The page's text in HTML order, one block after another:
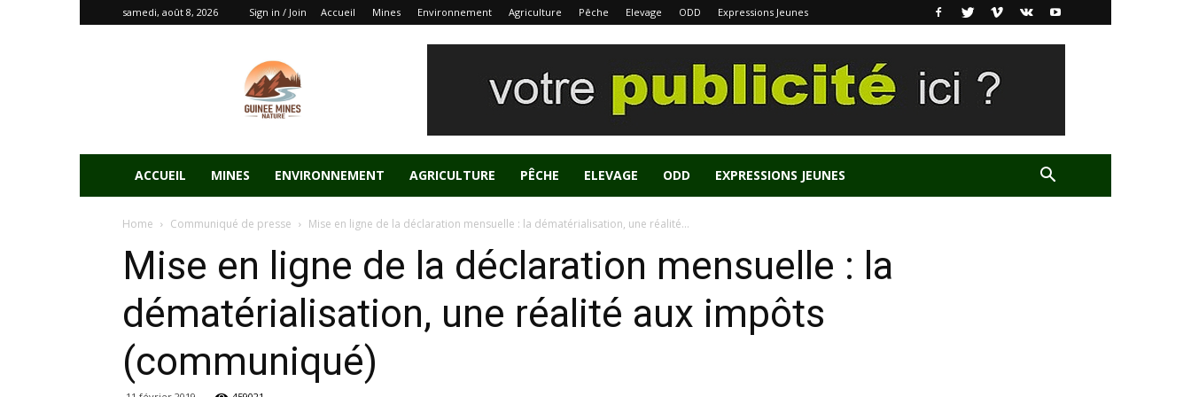
samedi, août 8, 2026 Sign in / Join Accueil Mines Environnement Agriculture Pêche Elevage ODD Expressions Jeunes
ACCUEIL MINES ENVIRONNEMENT AGRICULTURE PÊCHE ELEVAGE ODD EXPRESSIONS JEUNES
Home Communiqué de presse Mise en ligne de la déclaration mensuelle : la dématérialisation, une réalité...
Mise en ligne de la déclaration mensuelle : la
dématérialisation, une réalité aux impôts
(communiqué)